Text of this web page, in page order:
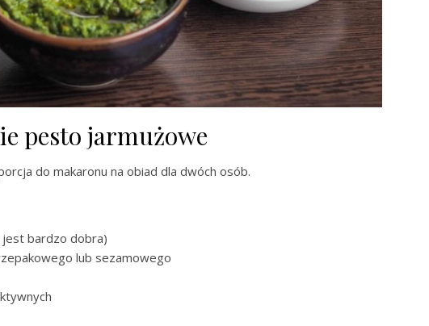
pesto jarmużowe
do makaronu na obiad dla dwóch osób.
jest bardzo dobra)
lub sezamowego